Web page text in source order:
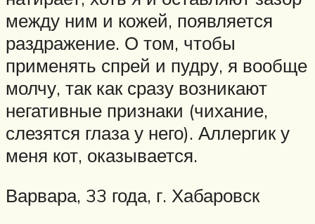
между ним и кожей, появляется
раздражение. О том, чтобы
применять спрей и пудру, я вообще
молчу, так как сразу возникают
негативные признаки (чихание,
слезятся глаза у него). Аллергик у
меня кот, оказывается.
Варвара, 33 года, г. Хабаровск